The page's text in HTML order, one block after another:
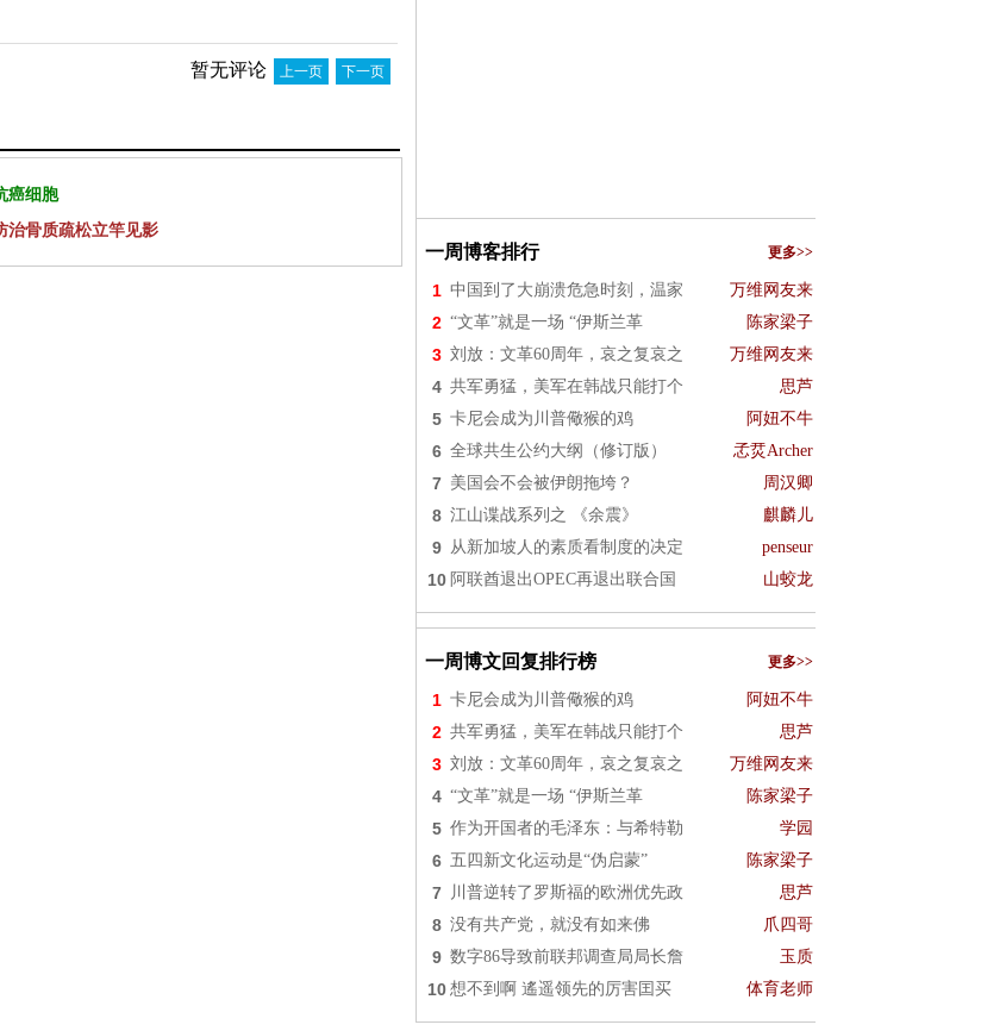
暂无评论 上一页 下一页
癌细胞
治骨质疏松立竿见影
一周博客排行 更多>>
1 中国到了大崩溃危急时刻，温家 万维网友来
2 “文革”就是一场 “伊斯兰革 陈家梁子
3 刘放：文革60周年，哀之复哀之 万维网友来
4 共军勇猛，美军在韩战只能打个 思芦
5 卡尼会成为川普儆猴的鸡 阿妞不牛
6 全球共生公约大纲（修订版） 孞烎Archer
7 美国会不会被伊朗拖垮？ 周汉卿
8 江山谍战系列之 《余震》 麒麟儿
9 从新加坡人的素质看制度的决定 penseur
10 阿联酋退出OPEC再退出联合国 山蛟龙
一周博文回复排行榜 更多>>
1 卡尼会成为川普儆猴的鸡 阿妞不牛
2 共军勇猛，美军在韩战只能打个 思芦
3 刘放：文革60周年，哀之复哀之 万维网友来
4 “文革”就是一场 “伊斯兰革 陈家梁子
5 作为开国者的毛泽东：与希特勒 学园
6 五四新文化运动是“伪启蒙” 陈家梁子
7 川普逆转了罗斯福的欧洲优先政 思芦
8 没有共产党，就没有如来佛 爪四哥
9 数字86导致前联邦调查局局长詹 玉质
10 想不到啊 遙遥领先的厉害囯买 体育老师